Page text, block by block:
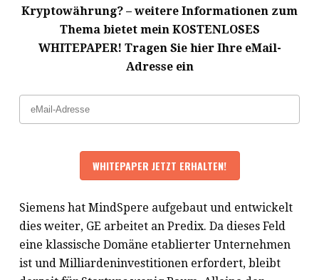
Kryptowährung? – weitere Informationen zum
Thema bietet mein KOSTENLOSES
WHITEPAPER! Tragen Sie hier Ihre eMail-
Adresse ein
Siemens hat MindSpere aufgebaut und entwickelt
dies weiter, GE arbeitet an Predix. Da dieses Feld
eine klassische Domäne etablierter Unternehmen
ist und Milliardeninvestitionen erfordert, bleibt